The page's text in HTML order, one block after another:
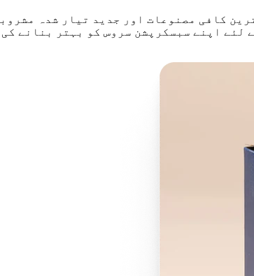
کافی مصنوعات اور جدید تیار شدہ
لئے اپنے سبسکرپشن سروس کو بہتر بنانے کی